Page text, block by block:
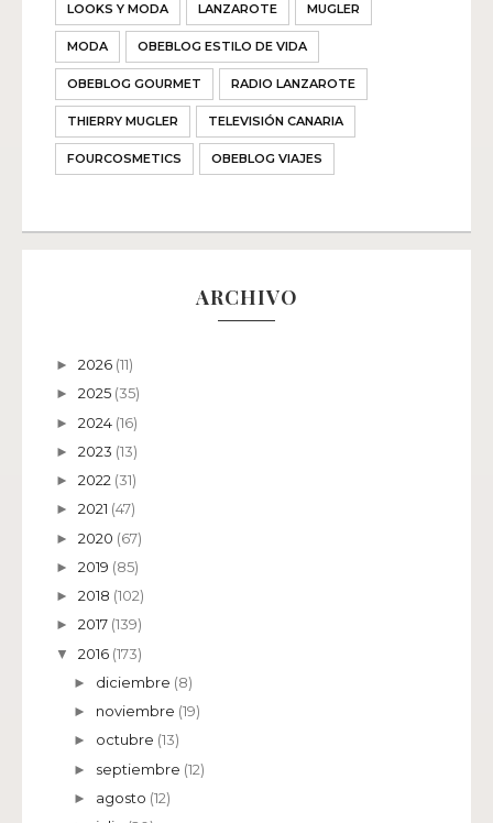
LOOKS Y MODA LANZAROTE MUGLER
MODA OBEBLOG ESTILO DE VIDA
OBEBLOG GOURMET RADIO LANZAROTE
THIERRY MUGLER TELEVISIÓN CANARIA
FOURCOSMETICS OBEBLOG VIAJES
ARCHIVO
► 2026 (11)
► 2025 (35)
► 2024 (16)
► 2023 (13)
► 2022 (31)
► 2021 (47)
► 2020 (67)
► 2019 (85)
► 2018 (102)
► 2017 (139)
▼ 2016 (173)
► diciembre (8)
► noviembre (19)
► octubre (13)
► septiembre (12)
► agosto (12)